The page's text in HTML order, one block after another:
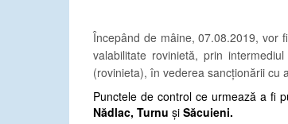
Începând de mâine, 07.08.2019, vor
valabilitate rovinietă, prin
(rovinieta), în vederea sancționării cu
Punctele de control ce urmează a fi
Nădlac, Turnu și Săcuieni.